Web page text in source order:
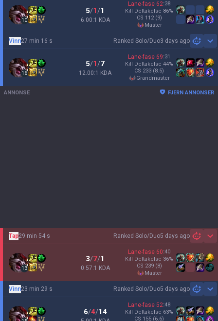
10
5/1/1
6.00:1 KDA
Lane-fase 62:38
Kill Deltakelse 86%
CS 112 (9)
master
Ranked Solo/Duo3 days ago
Vinn27 min 16 s
16
5/1/7
12.00:1 KDA
Lane-fase 69:31
Kill Deltakelse 44%
CS 233 (8.5)
grandmaster
ANNONSE FJERN ANNONSER
Ranked Solo/Duo5 days ago
Tap29 min 54 s
13
3/7/1
0.57:1 KDA
Lane-fase 60:40
Kill Deltakelse 36%
CS 239 (8)
master
Ranked Solo/Duo5 days ago
Vinn23 min 29 s
6/4/14
Lane-fase 52:48
Kill Deltakelse 63%
CS 155 (6.6)